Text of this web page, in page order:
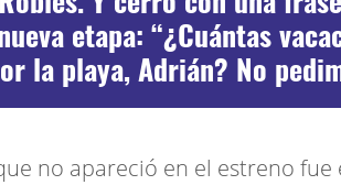
etapa: “¿Cuántas
la playa, Adrián? No
no apareció en el estreno fue